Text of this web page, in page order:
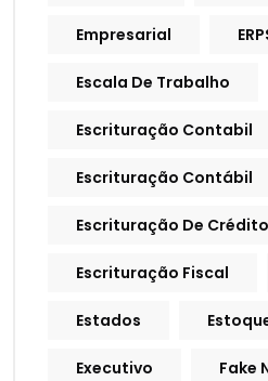
Empresarial
Escala De Trabalho
Escrituração Contabil
Escrituração Contábil
Escrituração De Crédito
Escrituração Fiscal
Estados
Executivo Fake